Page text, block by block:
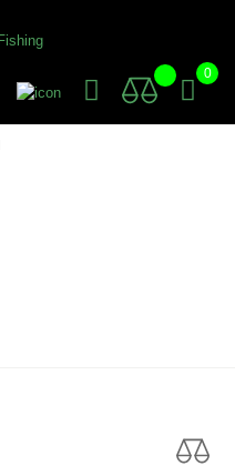
0